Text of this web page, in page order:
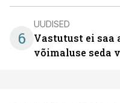
6
UUDISED
Vastutust ei saa
võimaluse seda